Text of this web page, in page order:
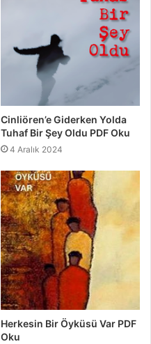
Cinliören’e Giderken Yolda
Tuhaf Bir Şey Oldu PDF Oku
4 Aralık 2024
Herkesin Bir Öyküsü Var PDF
Oku